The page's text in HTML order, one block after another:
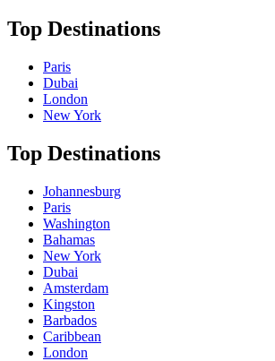
Top Destinations
Paris
Dubai
London
New York
Top Destinations
Johannesburg
Paris
Washington
Bahamas
New York
Dubai
Amsterdam
Kingston
Barbados
Caribbean
London